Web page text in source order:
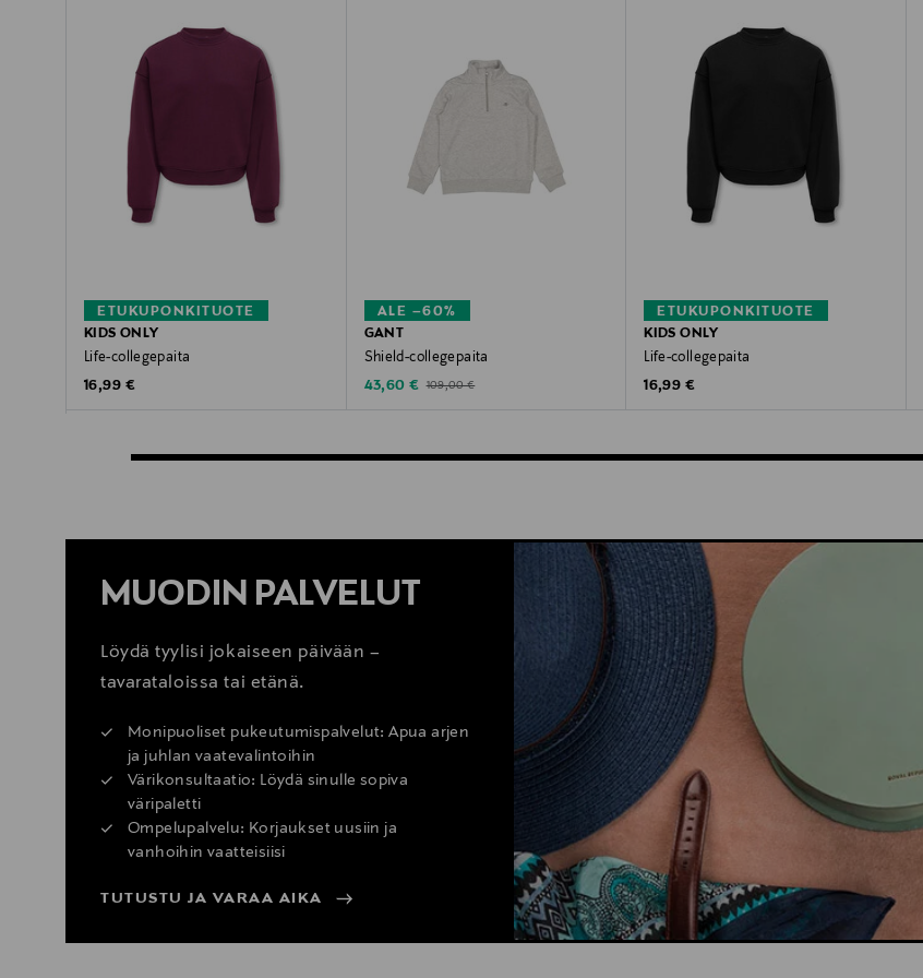
ETUKUPONKITUOTE
KIDS ONLY
Life-collegepaita
Original Price
16,99 €
ALE –60%
GANT
Shield-collegepaita
Discounted Price
43,60 € Original Price
109,00 €
ETUKUPONKITUOTE
KIDS ONLY
Life-collegepaita
Original Price
16,99 €
MUODIN PALVELUT
Löydä tyylisi jokaiseen päivään –
tavarataloissa tai etänä.
Monipuoliset pukeutumispalvelut: Apua arjen
ja juhlan vaatevalintoihin
Värikonsultaatio: Löydä sinulle sopiva
väripaletti
Ompelupalvelu: Korjaukset uusiin ja
vanhoihin vaatteisiisi
TUTUSTU JA VARAA AIKA